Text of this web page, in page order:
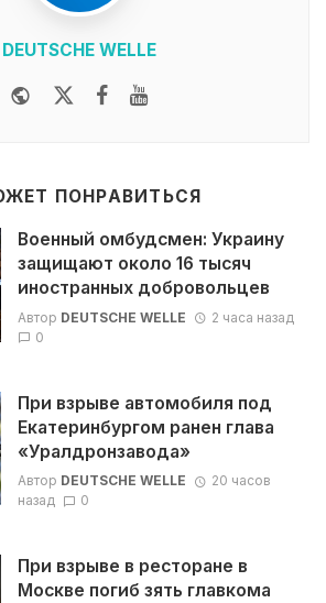
DEUTSCHE WELLE
WebsiteTwitterFacebook
ПОНРАВИТЬСЯ
Военный омбудсмен: Украину
защищают около 16 тысяч
иностранных добровольцев
Автор DEUTSCHE WELLE
2 часа назад
0
При взрыве автомобиля под
Екатеринбургом ранен глава
«Уралдронзавода»
Автор DEUTSCHE WELLE
20 часов
назад
0
При взрыве в ресторане в
Москве погиб зять главкома